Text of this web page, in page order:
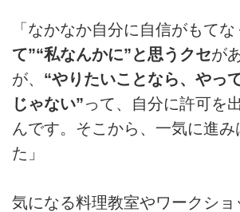
「なかなか自分に自信がもてな
て”“私なんかに”と思うクセが
が、 “やりたいことなら、やっ
じゃない”って、自分に許可を
んです。そこから、一気に進み
た」
気になる料理教室やワークシ